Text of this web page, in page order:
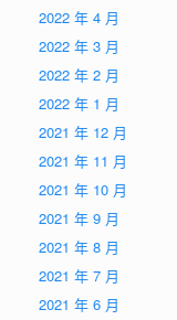
2022 年 4 月
2022 年 3 月
2022 年 2 月
2022 年 1 月
2021 年 12 月
2021 年 11 月
2021 年 10 月
2021 年 9 月
2021 年 8 月
2021 年 7 月
2021 年 6 月